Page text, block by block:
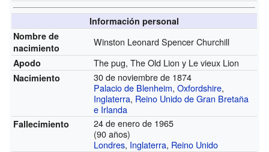
Información personal
Nombre de
nacimiento
Winston Leonard Spencer Churchill
Apodo The pug, The Old Lion y Le vieux Lion
Nacimiento
30 de noviembre de 1874
Palacio de Blenheim,Oxfordshire,
Inglaterra, Reino Unido de Gran Bretaña
e Irlanda
Fallecimiento
24 de enero de 1965
(90 años)
Londres, Inglaterra, Reino Unido